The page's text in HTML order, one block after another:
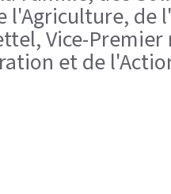
l'Agriculture, de
Vice-
et de